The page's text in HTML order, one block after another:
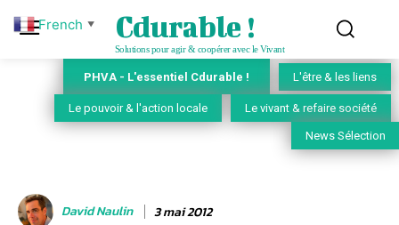
Cdurable !
Solutions pour agir & coopérer avec le Vivant
PHVA - L'essentiel Cdurable ! L'être & les liens
Le pouvoir & l'action locale Le vivant & refaire société
News Sélection
David Naulin 3 mai 2012
French ▼